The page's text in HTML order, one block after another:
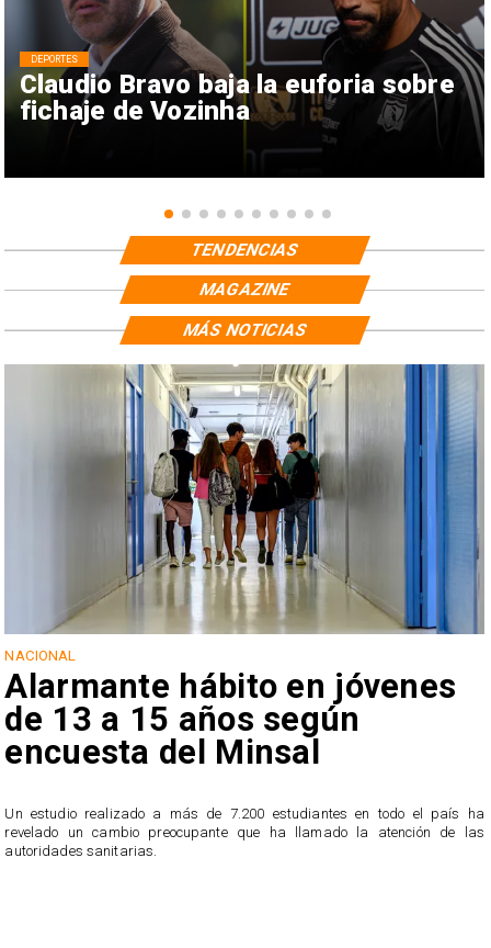
Claudio Bravo baja la euforia sobre
fichaje de Vozinha
DEPORTES
TENDENCIAS
MAGAZINE
NACIONAL
Alarmante hábito en jóvenes
de 13 a 15 años según
encuesta del Minsal
Un estudio realizado a más de 7.200 estudiantes en todo el país ha
revelado un cambio preocupante que ha llamado la atención de las
autoridades sanitarias.
MÁS NOTICIAS